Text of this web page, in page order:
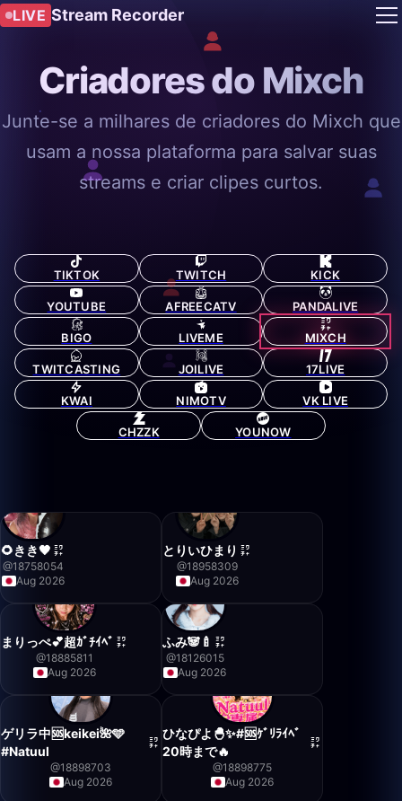
LIVE Stream Recorder
Criadores do Mixch
Junte-se a milhares de criadores do Mixch que
usam a nossa plataforma para salvar suas
streams e criar clipes curtos.
TIKTOK TWITCH KICK
YOUTUBE AFREECATV PANDALIVE
BIGO LIVEME MIXCH
TWITCASTING JOILIVE 17LIVE
KWAI NIMOTV VK LIVE
CHZZK YOUNOW
🌻きき🖤
@18758054
Aug 2026
とりいひまり
@18958309
Aug 2026
まりっぺ💕超ｶﾞﾁｲﾍﾞ
@18885811
Aug 2026
ふみ🐼🍼
@18126015
Aug 2026
ゲリラ中🆘keikei🌺🩵
#Natuul
@18898703
Aug 2026
ひなぴよ🐣‪✨#🆘ｹﾞﾘﾗｲﾍﾞ
20時まで🔥
@18898775
Aug 2026